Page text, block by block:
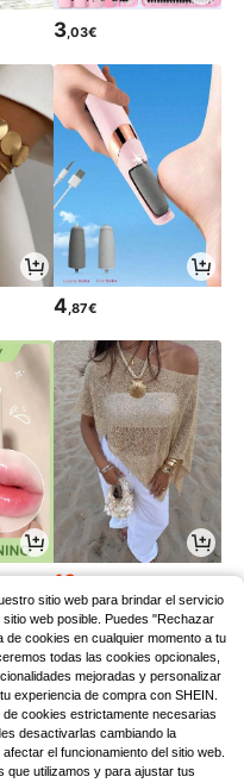
3 ,03€
4 ,87€
10
sitio web para brindar el servicio
web posible. Puedes "Rechazar
cookies en cualquier momento a tu
todas las cookies opcionales,
mejoradas y personalizar
experiencia de compra con SHEIN.
cookies estrictamente necesarias
desactivarlas cambiando la
el funcionamiento del sitio web.
que utilizamos y para ajustar tus